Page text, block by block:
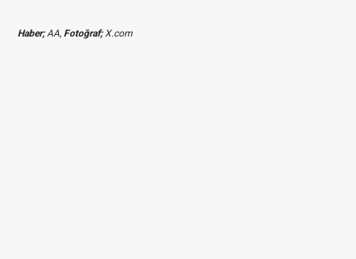
Haber;AA, Fotoğraf;X.com